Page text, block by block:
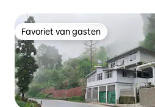
Favoriet van gasten
Favoriet van gasten